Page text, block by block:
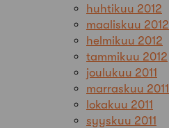
huhtikuu 2012
maaliskuu 2012
helmikuu 2012
tammikuu 2012
joulukuu 2011
marraskuu 2011
lokakuu 2011
syyskuu 2011